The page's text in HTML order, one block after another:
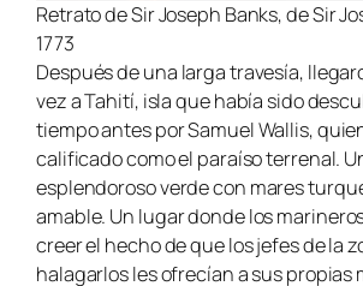
Retrato de Sir Joseph Banks, de Sir
1773
Después de una larga travesía,
vez a Tahití, isla que había sido
tiempo antes por Samuel Wallis,
calificado como el paraíso terrenal.
esplendoroso verde con mares
amable. Un lugar donde los
creer el hecho de que los jefes de la
halagarlos les ofrecían a sus propias